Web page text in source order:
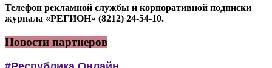
Телефон рекламной службы и корпоративной подписки
журнала «РЕГИОН» (8212) 24-54-10.
Новости партнеров